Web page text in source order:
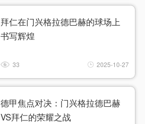
拜仁在门兴格拉德巴赫的球场上
书写辉煌
33 2025-10-27
德甲焦点对决：门兴格拉德巴赫
VS拜仁的荣耀之战